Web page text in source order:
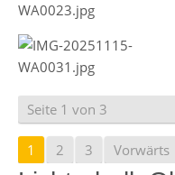
Seite 1 von 3
1 2 3 Vorwärts